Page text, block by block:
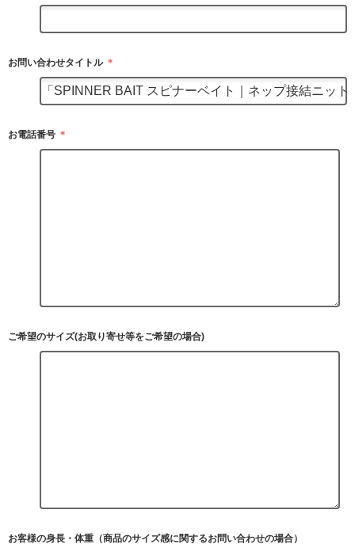
お問い合わせタイトル ＊
お電話番号 ＊
ご希望のサイズ(お取り寄せ等をご希望の場合)
お客様の身長・体重（商品のサイズ感に関するお問い合わせの場合）